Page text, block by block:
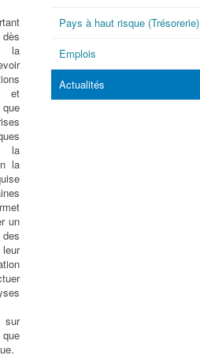
la
et
la
la
un
sur
Pays à haut risque (Trésorerie)
Emplois
Actualités